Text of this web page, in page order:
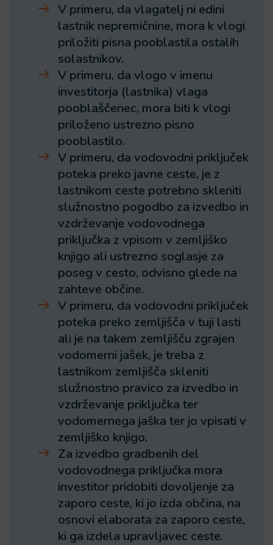
V primeru, da vlagatelj ni edini
lastnik nepremičnine, mora k vlogi
priložiti pisna pooblastila ostalih
solastnikov.
V primeru, da vlogo v imenu
investitorja (lastnika) vlaga
pooblaščenec, mora biti k vlogi
priloženo ustrezno pisno
pooblastilo.
V primeru, da vodovodni priključek
poteka preko javne ceste, je z
lastnikom ceste potrebno skleniti
služnostno pogodbo za izvedbo in
vzdrževanje vodovodnega
priključka z vpisom v zemljiško
knjigo ali ustrezno soglasje za
poseg v cesto, odvisno glede na
zahteve občine.
V primeru, da vodovodni priključek
poteka preko zemljišča v tuji lasti
ali je na takem zemljišču zgrajen
vodomerni jašek, je treba z
lastnikom zemljišča skleniti
služnostno pravico za izvedbo in
vzdrževanje priključka ter
vodomernega jaška ter jo vpisati v
zemljiško knjigo.
Za izvedbo gradbenih del
vodovodnega priključka mora
investitor pridobiti dovoljenje za
zaporo ceste, ki jo izda občina, na
osnovi elaborata za zaporo ceste,
ki ga izdela upravljavec ceste.